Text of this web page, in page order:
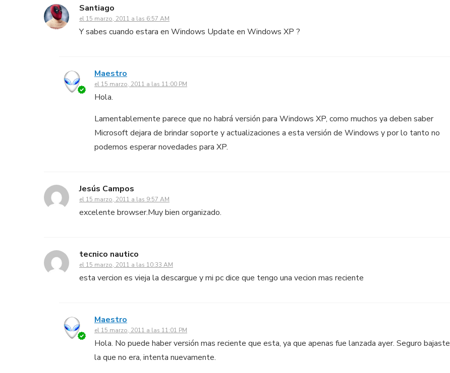
Santiago
el 15 marzo, 2011 a las 6:57 AM
Y sabes cuando estara en Windows Update en Windows XP ?
Maestro
el 15 marzo, 2011 a las 11:00 PM
Hola.
Lamentablemente parece que no habrá versión para Windows XP, como muchos ya deben saber
Microsoft dejara de brindar soporte y actualizaciones a esta versión de Windows y por lo tanto no
podemos esperar novedades para XP.
Jesús Campos
el 15 marzo, 2011 a las 9:57 AM
excelente browser.Muy bien organizado.
tecnico nautico
el 15 marzo, 2011 a las 10:33 AM
esta vercion es vieja la descargue y mi pc dice que tengo una vecion mas reciente
Maestro
el 15 marzo, 2011 a las 11:01 PM
Hola. No puede haber versión mas reciente que esta, ya que apenas fue lanzada ayer. Seguro bajaste
la que no era, intenta nuevamente.